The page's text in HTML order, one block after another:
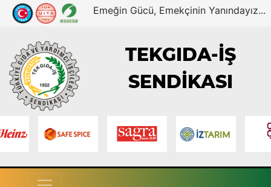
Emeğin Gücü, Emekçinin Yanındayız...
TEKGIDA-İŞ
SENDİKASI